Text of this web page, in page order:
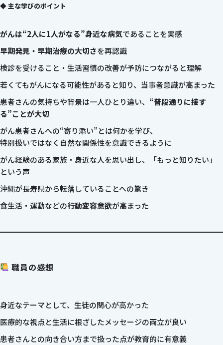
◆ 主な学びのポイント
がんは“2人に1人がなる”身近な病気であることを実感
早期発見・早期治療の大切さを再認識
検診を受けること・生活習慣の改善が予防につながると理解
若くてもがんになる可能性があると知り、当事者意識が高まった
患者さんの気持ちや背景は一人ひとり違い、 “普段通りに接す
る”ことが大切
がん患者さんへの“寄り添い”とは何かを学び、
特別扱いではなく自然な関係性を意識できるように
がん経験のある家族・身近な人を思い出し、「もっと知りたい」
という声
沖縄が長寿県から転落していることへの驚き
食生活・運動などの行動変容意欲が高まった
職員の感想
身近なテーマとして、生徒の関心が高かった
医療的な視点と生活に根ざしたメッセージの両立が良い
患者さんとの向き合い方まで扱った点が教育的に有意義